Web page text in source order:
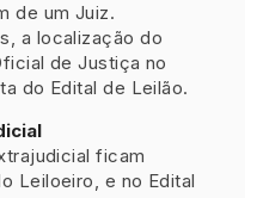
de um Juiz.
a localização do
de Justiça no
do Edital de Leilão.
ficam
Leiloeiro, e no Edital